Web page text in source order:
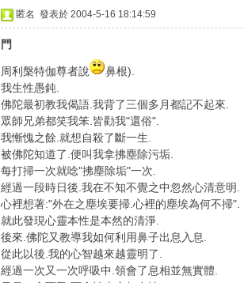
匿名 發表於 2004-5-16 18:14:59
門
周利槃特伽尊者說
鼻根).
我生性愚鈍.
佛陀最初教我偈語.我背了三個多月都記不起來.
眾師兄弟都笑我笨.皆勸我"還俗".
我慚愧之餘.就想自殺了斷一生.
被佛陀知道了.便叫我拿拂塵除污垢.
每打掃一次就唸"拂塵除垢"一次.
經過一段時日後.我在不知不覺之中忽然心清意明.
心裡想著:"外在之塵埃要掃.心裡的塵埃為何不掃".
就此發現心靈本性是本然的清淨.
後來.佛陀又教導我如何利用鼻子出息入息.
從此以後.我的心智越來越靈明了.
經過一次又一次呼吸中.領會了息相並無實體.